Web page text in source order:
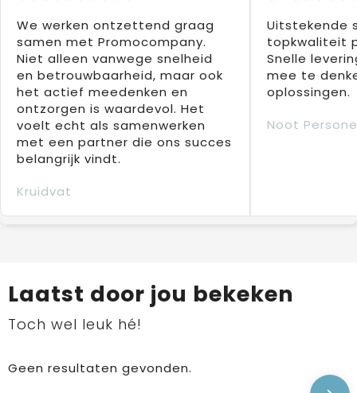
We werken ontzettend graag
samen met Promocompany.
Niet alleen vanwege snelheid
en betrouwbaarheid, maar ook
het actief meedenken en
ontzorgen is waardevol. Het
voelt echt als samenwerken
met een partner die ons succes
belangrijk vindt.
Kruidvat
Uitstekende
topkwaliteit
Snelle
mee te
oplossingen.
Noot
Laatst door jou bekeken
Toch wel leuk hé!
Geen resultaten gevonden.